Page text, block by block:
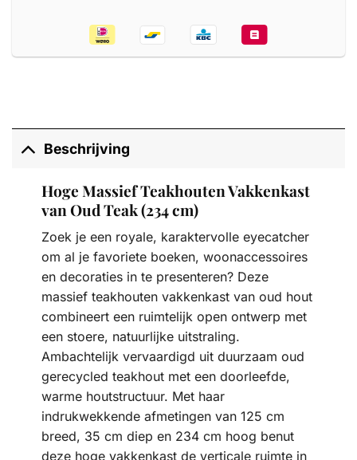
Beschrijving
Hoge Massief Teakhouten Vakkenkast
van Oud Teak (234 cm)
Zoek je een royale, karaktervolle eyecatcher
om al je favoriete boeken, woonaccessoires
en decoraties in te presenteren? Deze
massief teakhouten vakkenkast van oud hout
combineert een ruimtelijk open ontwerp met
een stoere, natuurlijke uitstraling.
Ambachtelijk vervaardigd uit duurzaam oud
gerecycled teakhout met een doorleefde,
warme houtstructuur. Met haar
indrukwekkende afmetingen van 125 cm
breed, 35 cm diep en 234 cm hoog benut
deze hoge vakkenkast de verticale ruimte in